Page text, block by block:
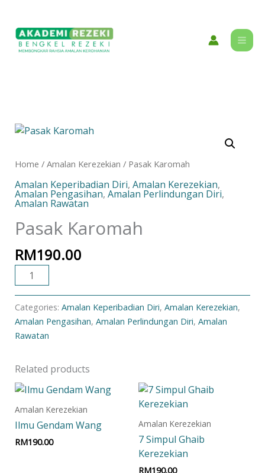
content
Home / Amalan Kerezekian / Pasak Karomah
Amalan Keperibadian Diri, Amalan Kerezekian,
Amalan Pengasihan, Amalan Perlindungan Diri,
Amalan Rawatan
Pasak Karomah
RM190.00
Pasak
quantity
Categories: Amalan Keperibadian Diri, Amalan Kerezekian,
Amalan Pengasihan, Amalan Perlindungan Diri, Amalan
Rawatan
Related products
Amalan Kerezekian
Ilmu Gendam Wang
RM190.00
Amalan Kerezekian
7 Simpul Ghaib
Kerezekian
RM190.00